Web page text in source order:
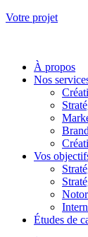
Votre projet
À propos
Nos
Vos
Études de